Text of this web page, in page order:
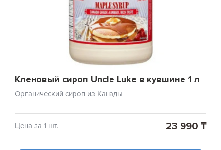
Кленовый сироп Uncle Luke в кувшине 1 л
Органический сироп из Канады
Цена за 1 шт. 23 990 ₸